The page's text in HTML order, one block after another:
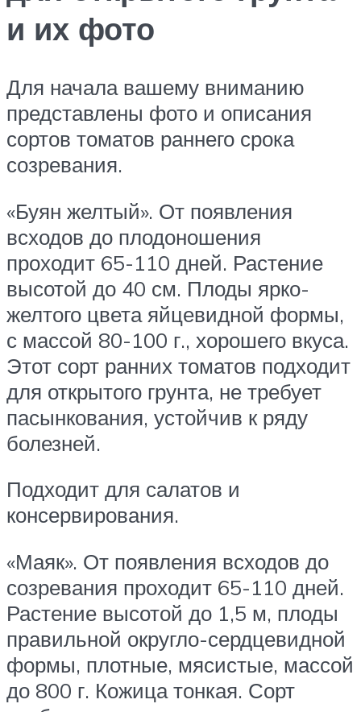
и их фото
Для начала вашему вниманию
представлены фото и описания
сортов томатов раннего срока
созревания.
«Буян желтый». От появления
всходов до плодоношения
проходит 65-110 дней. Растение
высотой до 40 см. Плоды ярко-
желтого цвета яйцевидной формы,
с массой 80-100 г., хорошего вкуса.
Этот сорт ранних томатов подходит
для открытого грунта, не требует
пасынкования, устойчив к ряду
болезней.
Подходит для салатов и
консервирования.
«Маяк». От появления всходов до
созревания проходит 65-110 дней.
Растение высотой до 1,5 м, плоды
правильной округло-сердцевидной
формы, плотные, мясистые, массой
до 800 г. Кожица тонкая. Сорт